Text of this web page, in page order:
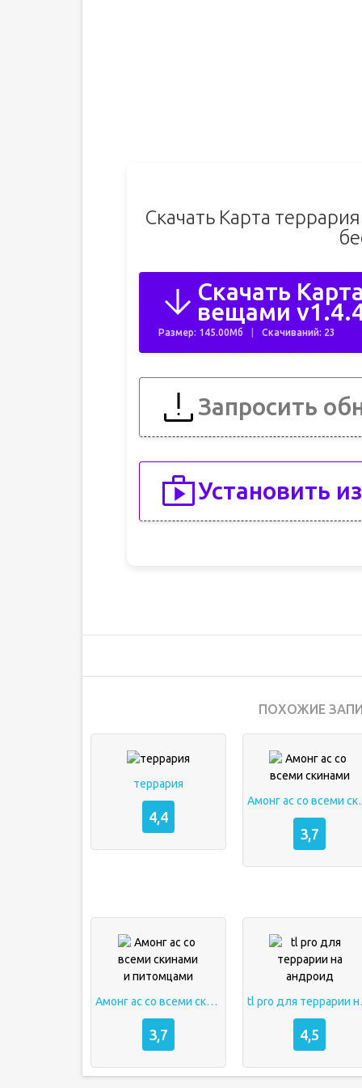
Скачать Карта
Скачать
вещами
Размер: 145.00Мб Скачиваний: 23
Запросить
Установить
ПОХОЖИЕ
террария
4,4
Амонг
3,7
Амонг ас со всеми скинами и питомцами
3,7
tl
4,5